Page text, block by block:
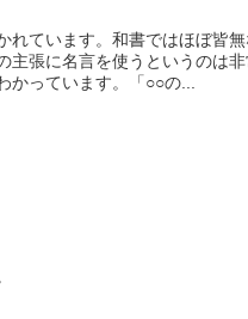
れています。和書ではほぼ皆
主張に名言を使うというのは
っています。「○○の...